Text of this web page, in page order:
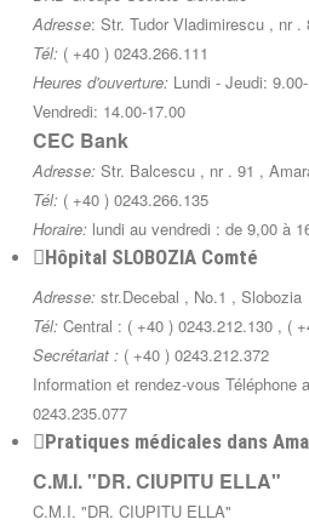
Adresse: Str. Tudor Vladimirescu , nr
Tél: ( +40 ) 0243.266.111
Heures d'ouverture: Lundi - Jeudi:
Vendredi: 14.00-17.00
CEC Bank
Adresse: Str. Balcescu , nr . 91 ,
Tél: ( +40 ) 0243.266.135
Horaire: lundi au vendredi : de 9,00 à
Hôpital SLOBOZIA Comté
Adresse: str.Decebal , No.1 , Slobozia
Tél: Central : ( +40 ) 0243.212.130 , (
Secrétariat : ( +40 ) 0243.212.372
Information et rendez-vous Téléphone
0243.235.077
Pratiques médicales dans
C.M.I. "DR. CIUPITU ELLA"
C.M.I. "DR. CIUPITU ELLA"